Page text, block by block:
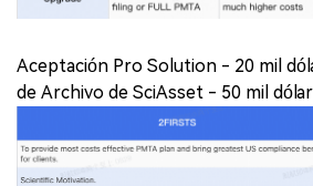
Aceptación Pro Solution - 20 mil
de Archivo de SciAsset - 50 mil